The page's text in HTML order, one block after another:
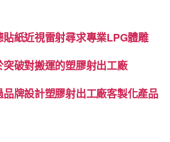
紙近視雷射尋求專業LPG體雕
破對搬運的塑膠射出工廠
牌設計塑膠射出工廠客製化產品